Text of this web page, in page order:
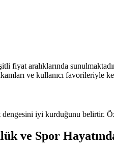
fiyat aralıklarında
ve kullanıcı favorileriyle
iyi kurduğunu belirtir.
ve Spor